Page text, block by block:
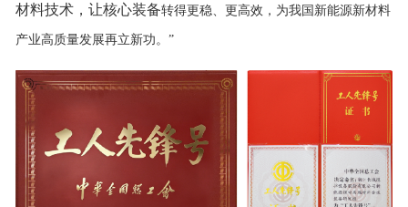
材料技术，让核心装备转得更稳、更高效，为我国新能源新材料
产业高质量发展再立新功。 ”